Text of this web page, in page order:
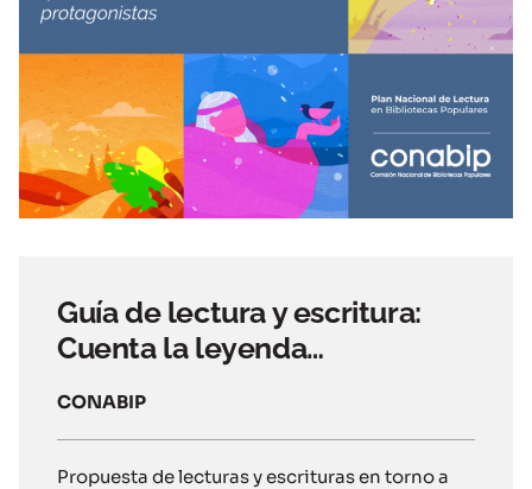
Guía de lectura y escritura:
Cuenta la leyenda…
CONABIP
Propuesta de lecturas y escrituras en torno a